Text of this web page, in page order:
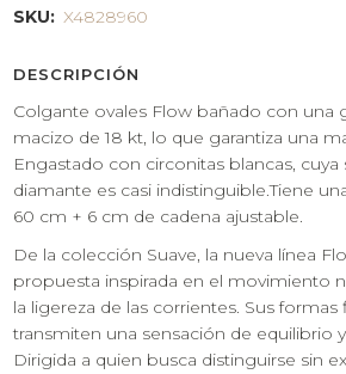
SKU: X4828960
DESCRIPCIÓN
Colgante ovales Flow bañado con una
macizo de 18 kt, lo que garantiza una
Engastado con circonitas blancas,
diamante es casi indistinguible.Tiene
60 cm + 6 cm de cadena ajustable.
De la colección Suave, la nueva línea
propuesta inspirada en el movimiento
la ligereza de las corrientes. Sus
transmiten una sensación de equilibrio
Dirigida a quien busca distinguirse sin